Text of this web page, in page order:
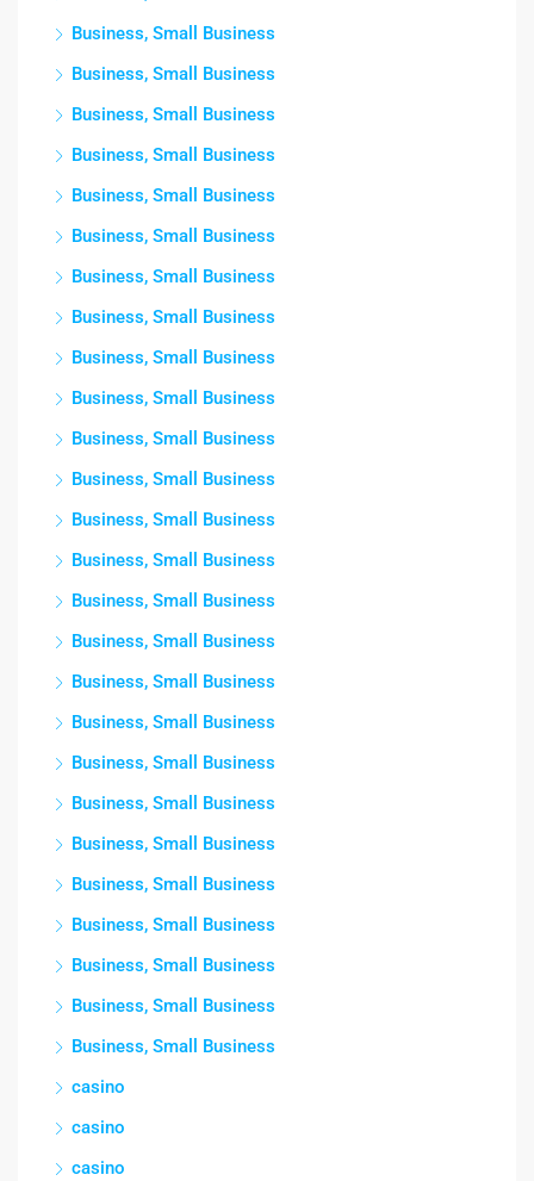
Business, Small Business
Business, Small Business
Business, Small Business
Business, Small Business
Business, Small Business
Business, Small Business
Business, Small Business
Business, Small Business
Business, Small Business
Business, Small Business
Business, Small Business
Business, Small Business
Business, Small Business
Business, Small Business
Business, Small Business
Business, Small Business
Business, Small Business
Business, Small Business
Business, Small Business
Business, Small Business
Business, Small Business
Business, Small Business
Business, Small Business
Business, Small Business
Business, Small Business
Business, Small Business
casino
casino
casino